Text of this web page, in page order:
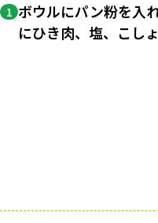
1 ボウルにパン粉を入
にひき肉、塩、こし